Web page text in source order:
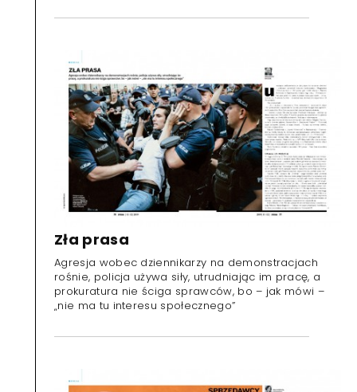
Zła prasa
Agresja wobec dziennikarzy na demonstracjach
rośnie, policja używa siły, utrudniając im pracę, a
prokuratura nie ściga sprawców, bo – jak mówi –
„nie ma tu interesu społecznego”